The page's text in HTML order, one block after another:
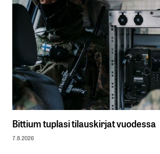
Bittium tuplasi tilauskirjat vuodessa
7.8.2026